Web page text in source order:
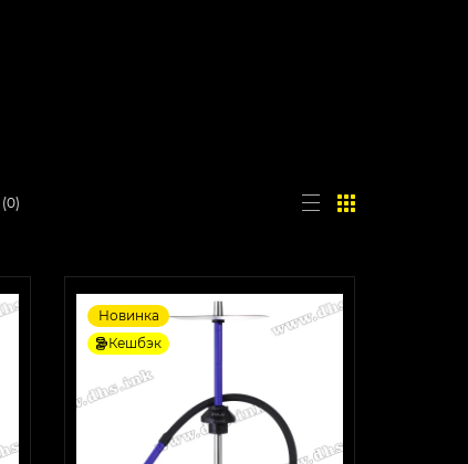
(0)
Новинка
Кешбэк